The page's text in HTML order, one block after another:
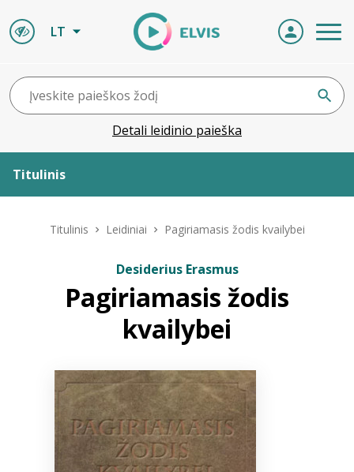
LT
Detali leidinio paieška
Titulinis
ELVIS atvyksta
Bibliotekoms
Titulinis Leidiniai Pagiriamasis žodis kvailybei
Desiderius Erasmus
Pagiriamasis žodis
kvailybei